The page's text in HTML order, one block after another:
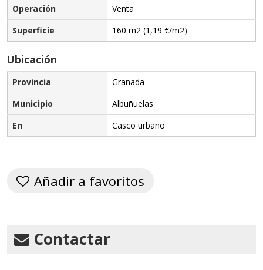
Operación
Venta
Superficie
160 m2 (1,19 €/m2)
Ubicación
Provincia
Granada
Municipio
Albuñuelas
En
Casco urbano
Añadir a favoritos
Contactar